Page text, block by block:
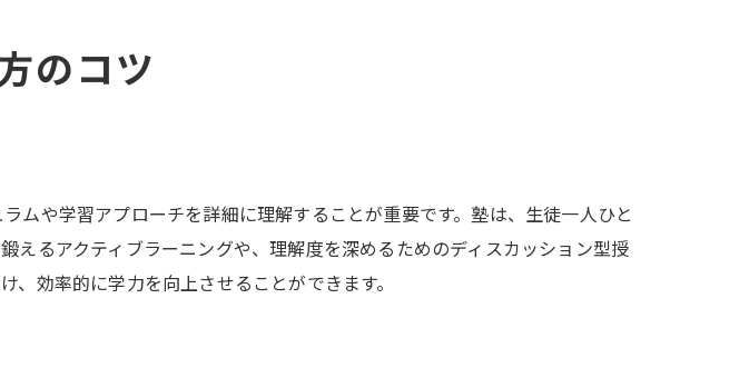
強法の指導内容
のコツ
ムや学習アプローチを詳細に理解することが重要です。塾は、生徒一人ひと
えるアクティブラーニングや、理解度を深めるためのディスカッション型授
効率的に学力を向上させることができます。